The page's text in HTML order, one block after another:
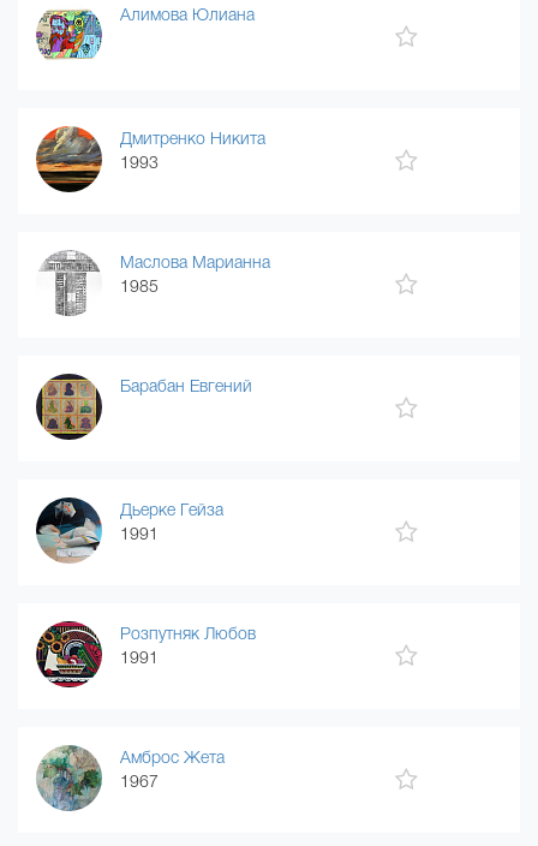
Алимова Юлиана
Дмитренко Никита
1993
Маслова Марианна
1985
Барабан Евгений
Дьерке Гейза
1991
Розпутняк Любов
1991
Амброс Жета
1967